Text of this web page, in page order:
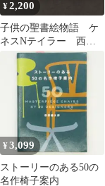
¥2,200
子供の聖書絵物語 ケ
ネスNテイラー 西
満 いのちのことば
社 聖書 バイブル
¥3,099
ストーリーのある50の
名作椅子案内